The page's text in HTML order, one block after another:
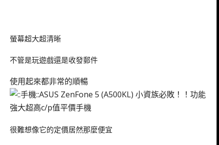
螢幕超大超清晰
不管是玩遊戲還是收發郵件
使用起來都非常的順暢
很難想像它的定價居然那麼便宜